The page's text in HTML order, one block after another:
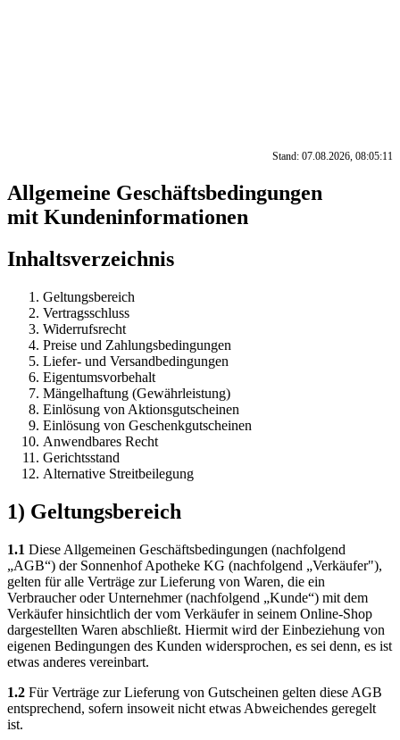
Stand: 07.08.2026, 08:05:11
Allgemeine Geschäftsbedingungen
mit Kundeninformationen
Inhaltsverzeichnis
Geltungsbereich
Vertragsschluss
Widerrufsrecht
Preise und Zahlungsbedingungen
Liefer- und Versandbedingungen
Eigentumsvorbehalt
Mängelhaftung (Gewährleistung)
Einlösung von Aktionsgutscheinen
Einlösung von Geschenkgutscheinen
Anwendbares Recht
Gerichtsstand
Alternative Streitbeilegung
1) Geltungsbereich
1.1 Diese Allgemeinen Geschäftsbedingungen (nachfolgend
„AGB“) der Sonnenhof Apotheke KG (nachfolgend „Verkäufer"),
gelten für alle Verträge zur Lieferung von Waren, die ein
Verbraucher oder Unternehmer (nachfolgend „Kunde“) mit dem
Verkäufer hinsichtlich der vom Verkäufer in seinem Online-Shop
dargestellten Waren abschließt. Hiermit wird der Einbeziehung von
eigenen Bedingungen des Kunden widersprochen, es sei denn, es ist
etwas anderes vereinbart.
1.2 Für Verträge zur Lieferung von Gutscheinen gelten diese AGB
entsprechend, sofern insoweit nicht etwas Abweichendes geregelt
ist.